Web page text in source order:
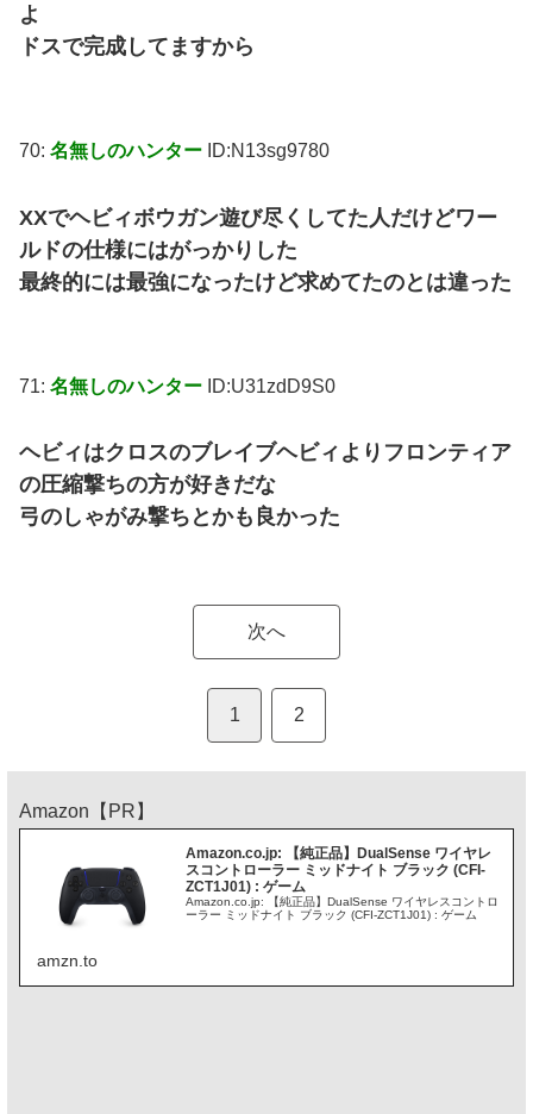
よ
ドスで完成してますから
70: 名無しのハンター ID:N13sg9780
XXでヘビィボウガン遊び尽くしてた人だけどワー
ルドの仕様にはがっかりした
最終的には最強になったけど求めてたのとは違った
71: 名無しのハンター ID:U31zdD9S0
ヘビィはクロスのブレイブヘビィよりフロンティア
の圧縮撃ちの方が好きだな
弓のしゃがみ撃ちとかも良かった
次へ
1 2
Amazon【PR】
Amazon.co.jp: 【純正品】DualSense ワイヤレ
スコントローラー ミッドナイト ブラック (CFI-
ZCT1J01) : ゲーム
Amazon.co.jp: 【純正品】DualSense ワイヤレスコントロ
ーラー ミッドナイト ブラック (CFI-ZCT1J01) : ゲーム
amzn.to